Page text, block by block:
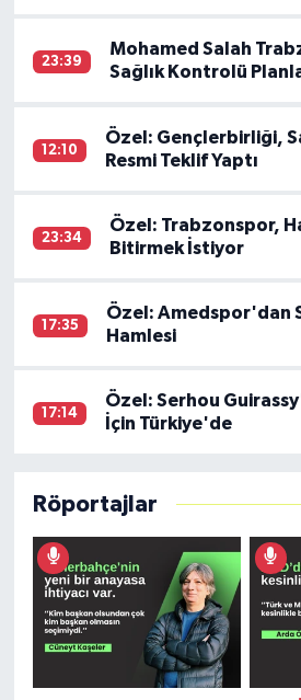
23:39
Mohamed Salah
Sağlık Kontrolü
12:10
Özel: Gençlerbirliği,
Resmi Teklif Yaptı
23:34
Özel: Trabzonspor,
Bitirmek İstiyor
17:35
Özel: Amedspor'dan
Hamlesi
17:14
Özel: Serhou
İçin Türkiye'de
Röportajlar